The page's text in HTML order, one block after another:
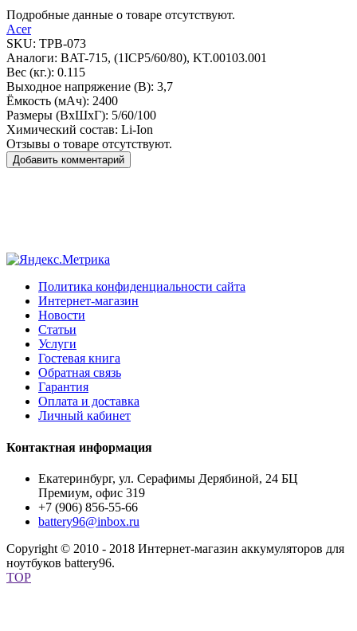
Подробные данные о товаре отсутствуют.
Acer
SKU: TPB-073
Аналоги: BAT-715, (1ICP5/60/80), KT.00103.001
Вес (кг.): 0.115
Выходное напряжение (В): 3,7
Ёмкость (мАч): 2400
Размеры (ВxШxГ): 5/60/100
Химический состав: Li-Ion
Отзывы о товаре отсутствуют.
Добавить комментарий
Политика конфиденциальности сайта
Интернет-магазин
Новости
Статьи
Услуги
Гостевая книга
Обратная связь
Гарантия
Оплата и доставка
Личный кабинет
Контактная информация
Екатеринбург, ул. Серафимы Дерябиной, 24 БЦ
Премиум, офис 319
+7 (906) 856-55-66
battery96@inbox.ru
Copyright © 2010 - 2018 Интернет-магазин аккумуляторов для
ноутбуков battery96.
TOP